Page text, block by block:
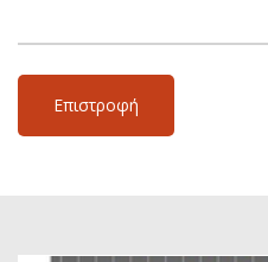
Επιστροφή